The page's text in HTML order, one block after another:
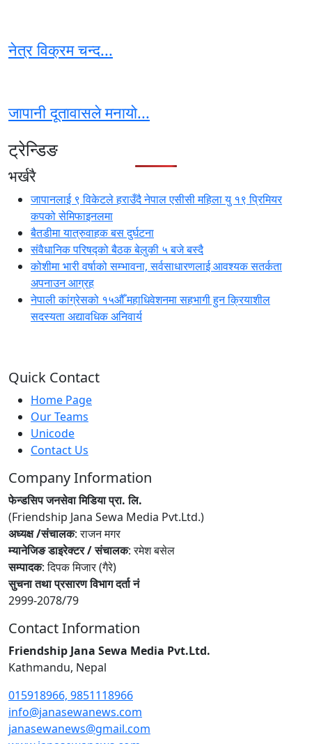
नेत्र विक्रम चन्द...
जापानी दूतावासले मनायो...
ट्रेन्डिङ
भर्खरै
जापानलाई ९ विकेटले हराउँदै नेपाल एसीसी महिला यु १९ प्रिमियर
कपको सेमिफाइनलमा
बैतडीमा यात्रुवाहक बस दुर्घटना
संवैधानिक परिषद्को बैठक बेलुकी ५ बजे बस्दै
कोशीमा भारी वर्षाको सम्भावना, सर्वसाधारणलाई आवश्यक सतर्कता
अपनाउन आग्रह
नेपाली कांग्रेसको १५औँ महाधिवेशनमा सहभागी हुन क्रियाशील
सदस्यता अद्यावधिक अनिवार्य
Quick Contact
Home Page
Our Teams
Unicode
Contact Us
Company Information
फेन्डसिप जनसेवा मिडिया प्रा. लि.
(Friendship Jana Sewa Media Pvt.Ltd.)
अध्यक्ष /संचालक: राजन मगर
म्यानेजिङ डाइरेक्टर / संचालक: रमेश बसेल
सम्पादक: दिपक मिजार (गैरे)
सुचना तथा प्रसारण विभाग दर्ता नं
2999-2078/79
Contact Information
Friendship Jana Sewa Media Pvt.Ltd.
Kathmandu, Nepal
015918966, 9851118966
info@janasewanews.com
janasewanews@gmail.com